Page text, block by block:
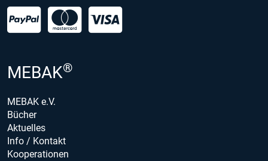
MEBAK®
MEBAK e.V.
Bücher
Aktuelles
Info / Kontakt
Kooperationen